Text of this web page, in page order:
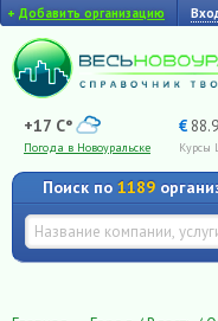
+ Добавить организацию
+17 C°
Погода в Новоуральске
€
Курсы
Поиск по 1189